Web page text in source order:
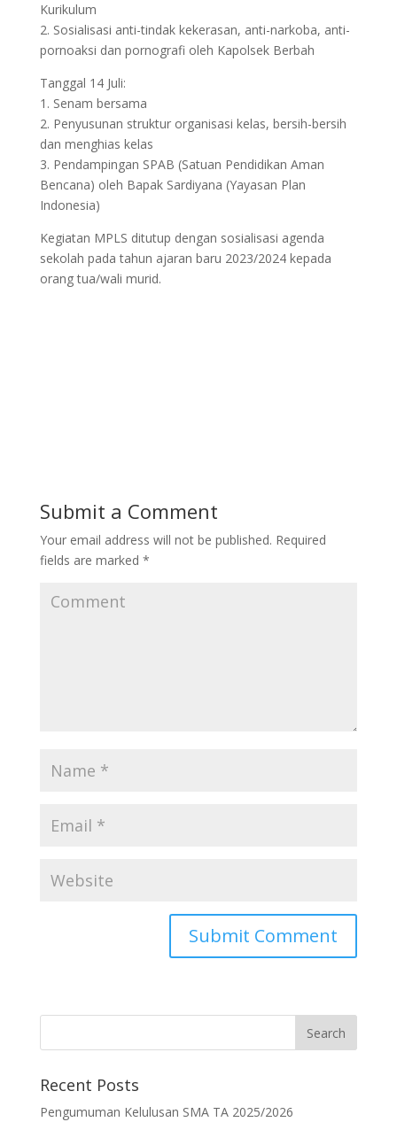
Kurikulum
2. Sosialisasi anti-tindak kekerasan, anti-narkoba, anti-
pornoaksi dan pornografi oleh Kapolsek Berbah
Tanggal 14 Juli:
1. Senam bersama
2. Penyusunan struktur organisasi kelas, bersih-bersih
dan menghias kelas
3. Pendampingan SPAB (Satuan Pendidikan Aman
Bencana) oleh Bapak Sardiyana (Yayasan Plan
Indonesia)
Kegiatan MPLS ditutup dengan sosialisasi agenda
sekolah pada tahun ajaran baru 2023/2024 kepada
orang tua/wali murid.
Submit a Comment
Your email address will not be published. Required
fields are marked *
Recent Posts
Pengumuman Kelulusan SMA TA 2025/2026